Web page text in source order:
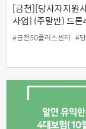
[금천][당사자지원
사업] (주말반) 드론
증 취득과 조종능력
월반)
#금천50플러스센터 #